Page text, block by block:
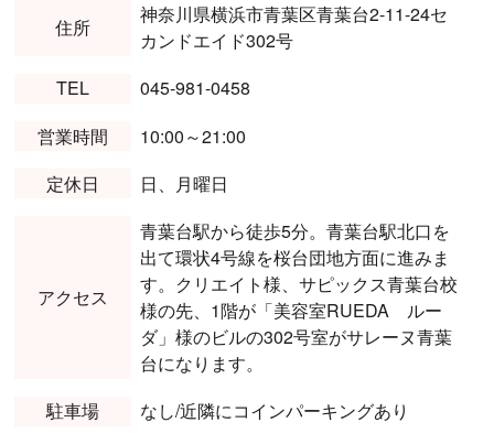
住所
神奈川県横浜市青葉区青葉台2-11-24セ
カンドエイド302号
TEL
045-981-0458
営業時間
10:00～21:00
定休日
日、月曜日
アクセス
青葉台駅から徒歩5分。青葉台駅北口を
出て環状4号線を桜台団地方面に進みま
す。クリエイト様、サピックス青葉台校
様の先、1階が「美容室RUEDA ルー
ダ」様のビルの302号室がサレーヌ青葉
台になります。
駐車場
なし/近隣にコインパーキングあり